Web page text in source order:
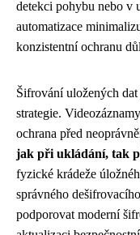
detekci pohybu nebo v
automatizace
konzistentní ochranu
Šifrování uložených
strategie.
ochrana před
jak při ukládání, tak
fyzické krádeže
správného
podporovat moderní